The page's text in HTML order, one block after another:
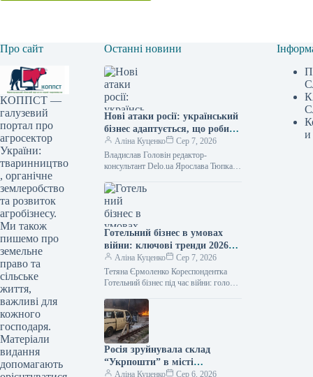
Про сайт
КОППСТ —
галузевий
портал про
агросектор
України:
тваринництво
, органічне
землеробство
та розвиток
агробізнесу.
Ми також
пишемо про
земельне
право та
сільське
життя,
важливі для
кожного
господаря.
Матеріали
видання
допомагають
Останні новини
Нові атаки росії: український
бізнес адаптується, що робити
даліАліна Куценко
Сер 7, 2026
Владислав Головін редактор-
консультант Delo.ua Ярослава Тюпка
знищив два логістичних комплекси
"Епіцентру" /
Готельний бізнес в умовах
війни: ключові тренди 2026
рокуАліна Куценко
Сер 7, 2026
Тетяна Єрмоленко Кореспондентка
Готельний бізнес під час війни: головні
Повномасштабне вторгнення завдало
українському готельному
Росія зруйнувала склад
“Укрпошти” в місті
Павлоград: є жертви та
Аліна Куценко Сер 6, 2026
и